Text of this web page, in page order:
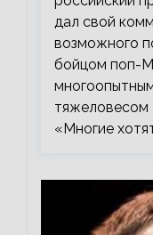
дал свой
возможного
бойцом поп-
«Многие